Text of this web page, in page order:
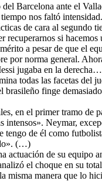
Barcelona ante el
nos faltó
de cara al segundo
si
a pesar de que el
por norma general.
jugaba en la
todas las facetas del
finge
en el primer tramo de
intensos». Neymar,
tengo de él como
(…)
actuación de su equipo
el choque en su
misma manera que lo